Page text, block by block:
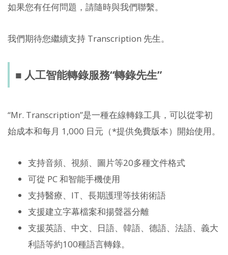
如果您有任何問題，請隨時與我們聯繫。
我們期待您繼續支持 Transcription 先生。
■ 人工智能轉錄服務“轉錄先生”
“Mr. Transcription”是一種在線轉錄工具，可以從零初
始成本和每月 1,000 日元（*提供免費版本）開始使用。
支持音頻、視頻、圖片等20多種文件格式
可從 PC 和智能手機使用
支持醫療、IT、長期護理等技術術語
支援建立字幕檔案和揚聲器分離
支援英語、中文、日語、韓語、德語、法語、義大
利語等約100種語言轉錄。